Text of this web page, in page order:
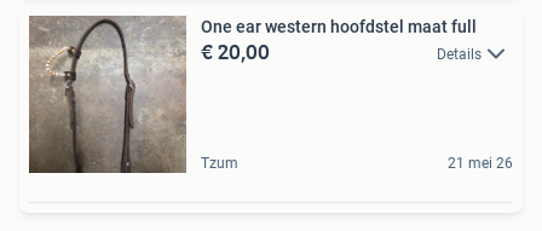
One ear western hoofdstel maat full
€ 20,00 Details
Tzum 21 mei 26